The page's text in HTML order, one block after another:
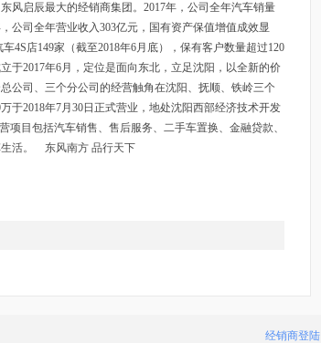
风启辰最大的经销商集团。2017年，公司全年汽车销量
公司全年营业收入303亿元，国有资产保值增值成效显
4S店149家（截至2018年6月底），保有客户数量超过120
2017年6月，定位是面向东北，立足沈阳，以全新的价
公司、三个分公司的经营触角在沈阳、抚顺、铁岭三个
2018年7月30日正式营业，地处沈阳西部经济技术开发
项目包括汽车销售、售后服务、二手车置换、金融贷款、
生活。 东风南方 品行天下
经销商登陆